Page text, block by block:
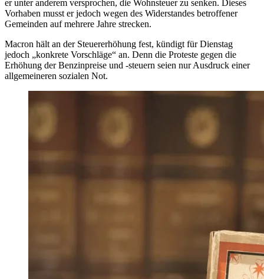
er unter anderem versprochen, die Wohnsteuer zu senken. Dieses
Vorhaben musst er jedoch wegen des Widerstandes betroffener
Gemeinden auf mehrere Jahre strecken.
Macron hält an der Steuererhöhung fest, kündigt für Dienstag
jedoch „konkrete Vorschläge“ an. Denn die Proteste gegen die
Erhöhung der Benzinpreise und -steuern seien nur Ausdruck einer
allgemeineren sozialen Not.